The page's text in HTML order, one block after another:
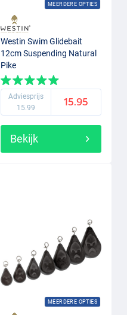
MEERDERE OPTIES
Westin Swim Glidebait
12cm Suspending Natural
Pike
Adviesprijs
15.99
15.95
Bekijk
MEERDERE OPTIES